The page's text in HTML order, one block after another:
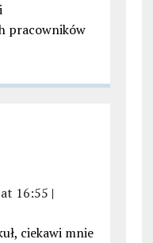
pracowników
16:55 |
ciekawi mnie